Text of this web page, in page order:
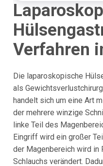
Verfahren
Die laparoskopische
als
handelt sich um eine Art
der mehrere winzige
linke Teil des
Eingriff wird ein großer
der Magenbereich wird in
Schlauchs verändert.